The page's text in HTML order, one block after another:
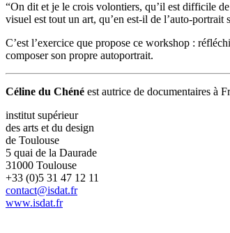
“On dit et je le crois volontiers, qu’il est difficile
visuel est tout un art, qu’en est-il de l’auto-portrait
C’est l’exercice que propose ce workshop :
composer son propre autoportrait.
Céline du Chéné est autrice de documentaires à
institut supérieur
des arts et du design
de Toulouse
5 quai de la Daurade
31000 Toulouse
+33 (0)5 31 47 12 11
contact@isdat.fr
www.isdat.fr